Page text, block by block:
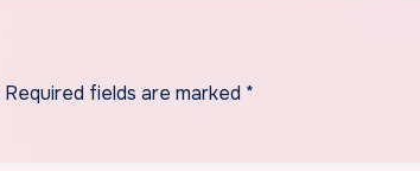
Required fields are marked *